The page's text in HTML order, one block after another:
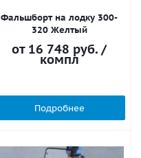
Фальшборт на лодку 300-
320 Желтый
от 16 748 руб. /
компл
Подробнее